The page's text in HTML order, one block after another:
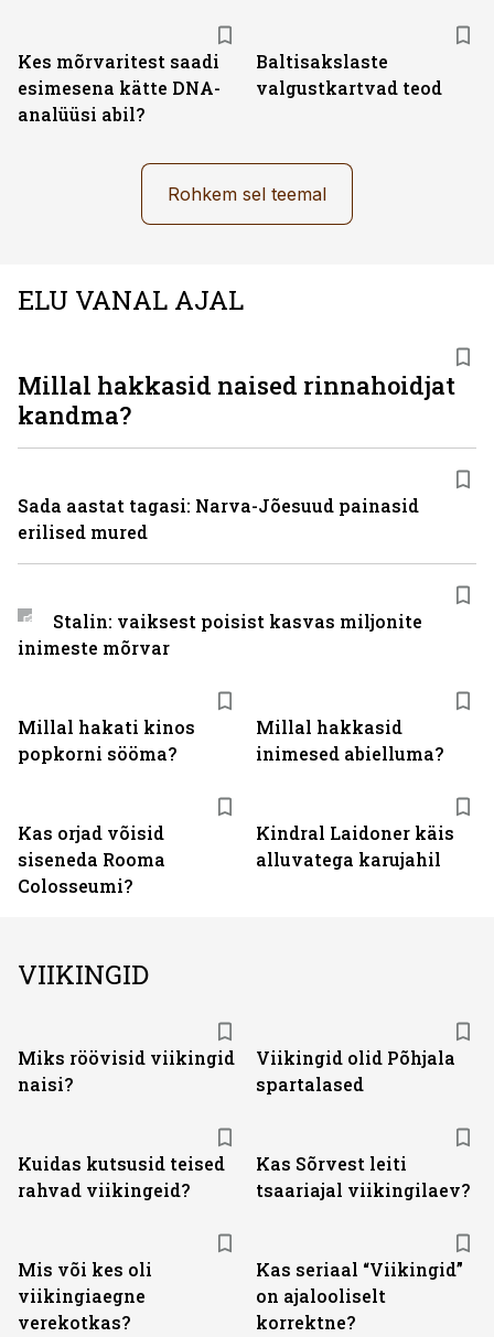
Kes mõrvaritest saadi
esimesena kätte DNA-
analüüsi abil?
Baltisakslaste
valgustkartvad teod
Rohkem sel teemal
ELU VANAL AJAL
Millal hakati kinos
popkorni sööma?
Millal hakkasid
inimesed abielluma?
Kas orjad võisid
siseneda Rooma
Colosseumi?
Kindral Laidoner käis
alluvatega karujahil
Millal hakkasid naised rinnahoidjat
kandma?
Sada aastat tagasi: Narva-Jõesuud painasid
erilised mured
Stalin: vaiksest poisist kasvas miljonite
inimeste mõrvar
VIIKINGID
Miks röövisid viikingid
naisi?
Viikingid olid Põhjala
spartalased
Kuidas kutsusid teised
rahvad viikingeid?
Kas Sõrvest leiti
tsaariajal viikingilaev?
Mis või kes oli
viikingiaegne
verekotkas?
Kas seriaal “Viikingid”
on ajalooliselt
korrektne?